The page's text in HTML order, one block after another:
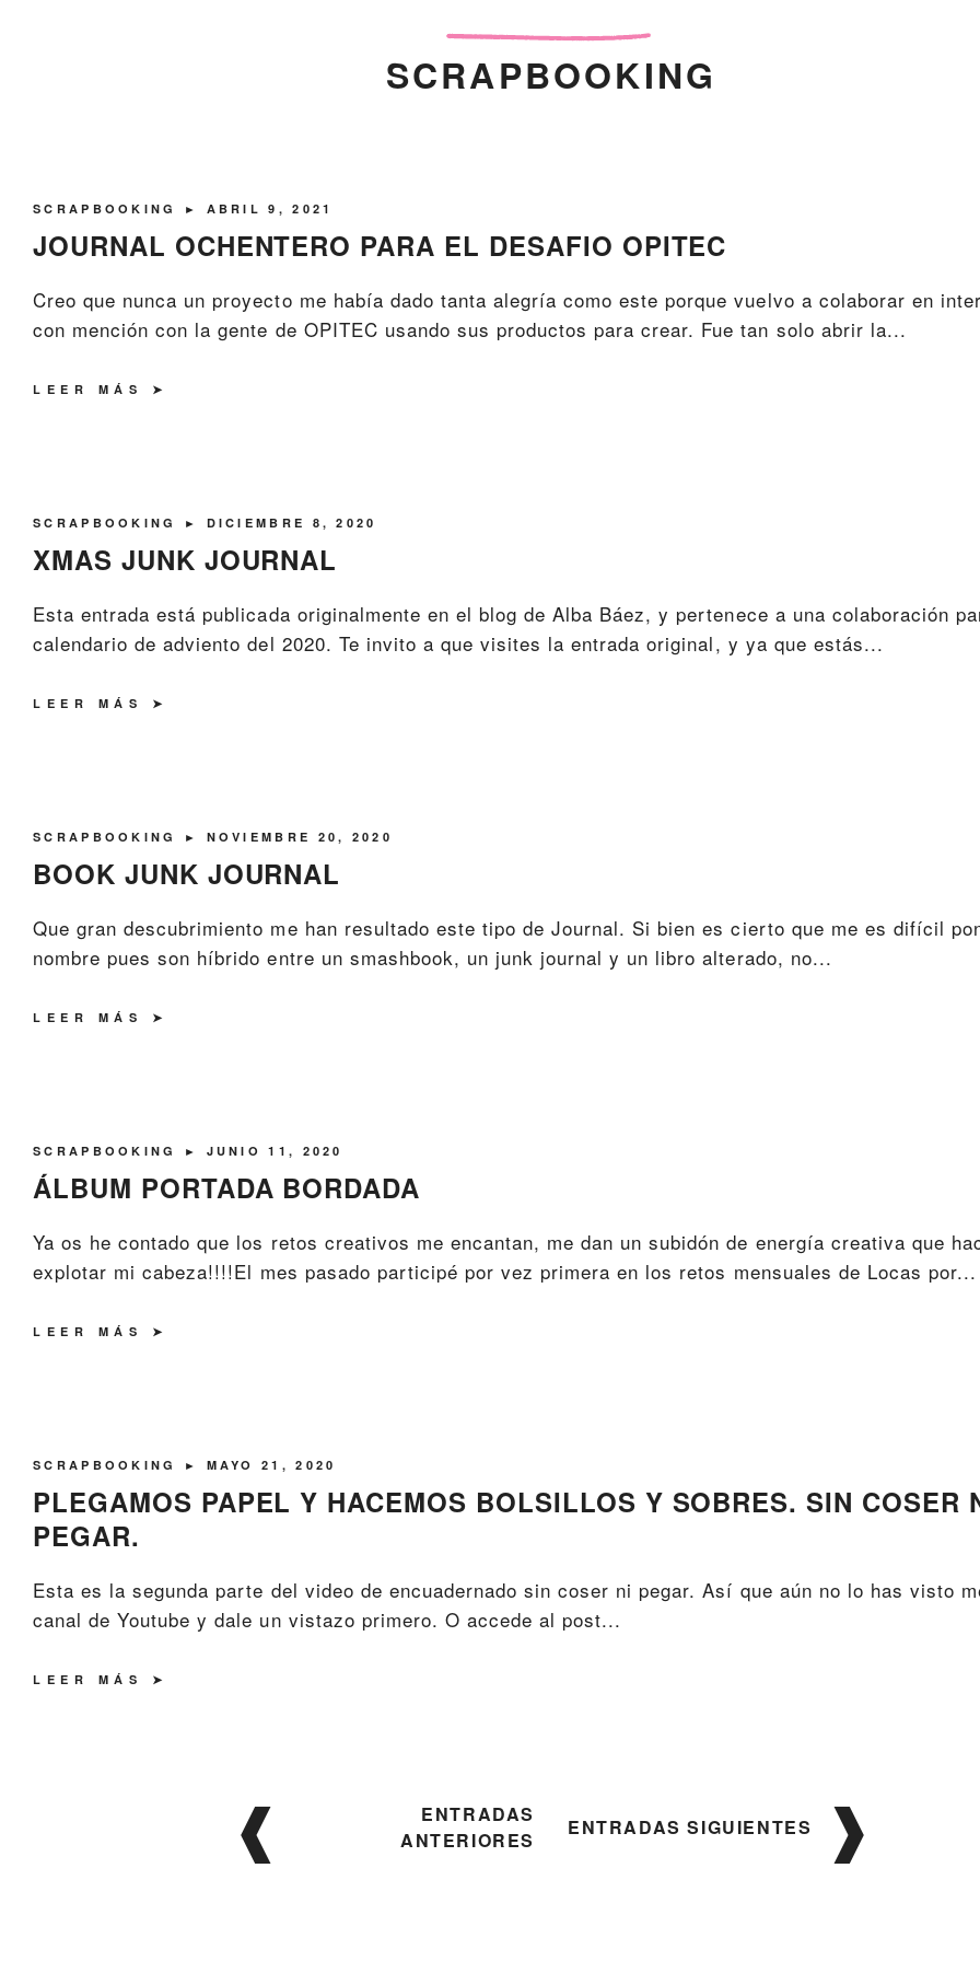
SCRAPBOOKING
SCRAPBOOKING ► ABRIL 9, 2021
JOURNAL OCHENTERO PARA EL DESAFIO OPITEC
Creo que nunca un proyecto me había dado tanta alegría como este porque vuelvo a colaborar en
con mención con la gente de OPITEC usando sus productos para crear. Fue tan solo abrir la...
LEER MÁS
SCRAPBOOKING ► DICIEMBRE 8, 2020
XMAS JUNK JOURNAL
Esta entrada está publicada originalmente en el blog de Alba Báez, y pertenece a una colaboración
calendario de adviento del 2020. Te invito a que visites la entrada original, y ya que estás...
LEER MÁS
SCRAPBOOKING ► NOVIEMBRE 20, 2020
BOOK JUNK JOURNAL
Que gran descubrimiento me han resultado este tipo de Journal. Si bien es cierto que me es difícil
nombre pues son híbrido entre un smashbook, un junk journal y un libro alterado, no...
LEER MÁS
SCRAPBOOKING ► JUNIO 11, 2020
ÁLBUM PORTADA BORDADA
Ya os he contado que los retos creativos me encantan, me dan un subidón de energía creativa que
explotar mi cabeza!!!!El mes pasado participé por vez primera en los retos mensuales de Locas por...
LEER MÁS
SCRAPBOOKING ► MAYO 21, 2020
PLEGAMOS PAPEL Y HACEMOS BOLSILLOS Y SOBRES. SIN COSER
PEGAR.
Esta es la segunda parte del video de encuadernado sin coser ni pegar. Así que aún no lo has visto
canal de Youtube y dale un vistazo primero. O accede al post...
LEER MÁS
Navegación
de
entradas
ENTRADAS
ANTERIORES
ENTRADAS SIGUIENTES